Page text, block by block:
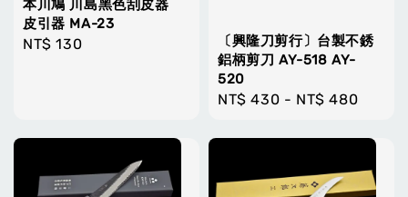
本川鳩 川島黑色刮皮器
皮引器 MA-23
Regular
NT$ 130
〔興隆刀剪行〕台製不銹
鋁柄剪刀 AY-518 AY-
520
Regular
NT$ 430 - NT$ 480